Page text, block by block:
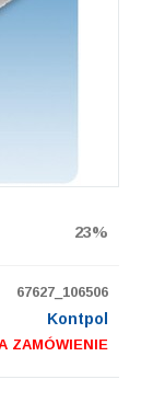
23%
67627_106506
Kontpol
ZAMÓWIENIE